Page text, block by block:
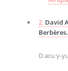
2. David
D acu γ-